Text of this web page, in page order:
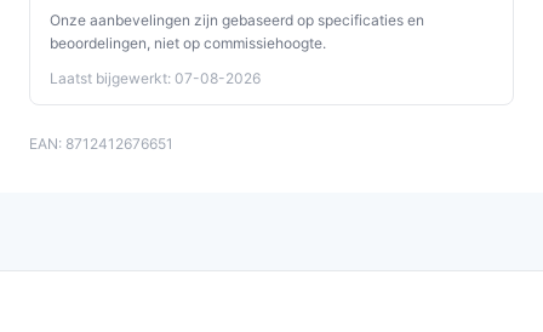
Onze aanbevelingen zijn gebaseerd op specificaties en
beoordelingen, niet op commissiehoogte.
Laatst bijgewerkt: 07-08-2026
EAN: 8712412676651